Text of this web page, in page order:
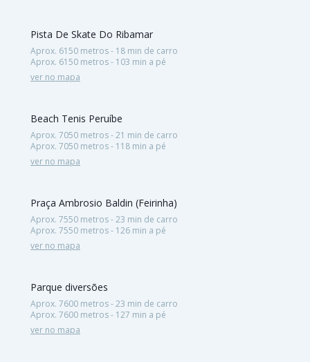
Pista De Skate Do Ribamar
Aprox. 6150 metros - 18 min de carro
Aprox. 6150 metros - 103 min a pé
ver no mapa
Beach Tenis Peruíbe
Aprox. 7050 metros - 21 min de carro
Aprox. 7050 metros - 118 min a pé
ver no mapa
Praça Ambrosio Baldin (Feirinha)
Aprox. 7550 metros - 23 min de carro
Aprox. 7550 metros - 126 min a pé
ver no mapa
Parque diversões
Aprox. 7600 metros - 23 min de carro
Aprox. 7600 metros - 127 min a pé
ver no mapa